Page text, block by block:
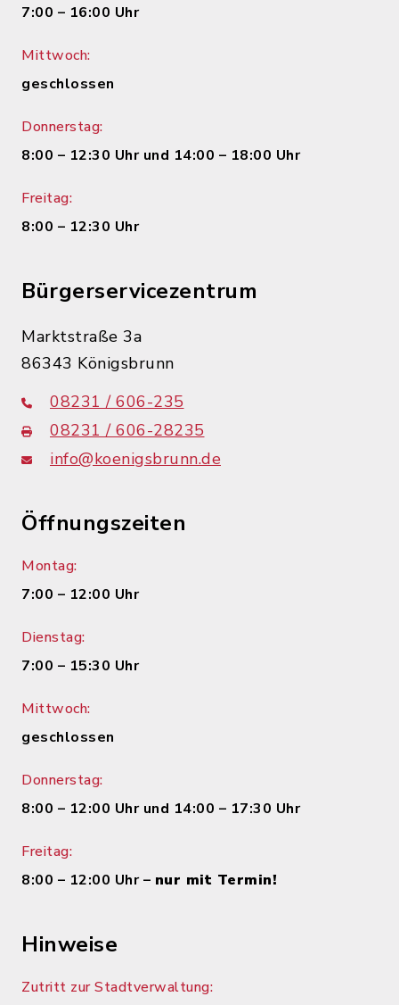
7:00 – 16:00 Uhr
Mittwoch:
geschlossen
Donnerstag:
8:00 – 12:30 Uhr und 14:00 – 18:00 Uhr
Freitag:
8:00 – 12:30 Uhr
Bürgerservicezentrum
Marktstraße 3a
86343 Königsbrunn
08231 / 606-235
08231 / 606-28235
info@koenigsbrunn.de
Öffnungszeiten
Montag:
7:00 – 12:00 Uhr
Dienstag:
7:00 – 15:30 Uhr
Mittwoch:
geschlossen
Donnerstag:
8:00 – 12:00 Uhr und 14:00 – 17:30 Uhr
Freitag:
8:00 – 12:00 Uhr – nur mit Termin!
Hinweise
Zutritt zur Stadtverwaltung: